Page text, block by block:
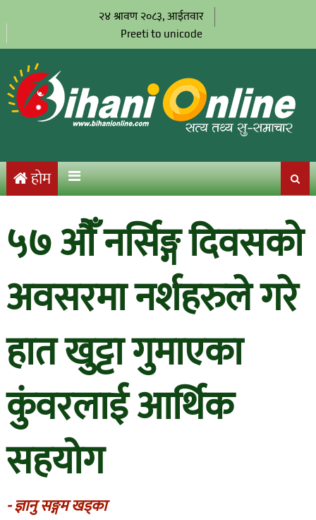
२४ श्रावण २०८३, आईतवार
Preeti to unicode
होम
५७ औँ नर्सिङ्ग दिवसको
अवसरमा नर्शहरुले गरे
हात खुट्टा गुमाएका
कुंवरलाई आर्थिक
सहयोग
- ज्ञानु सङ्गम खड्का